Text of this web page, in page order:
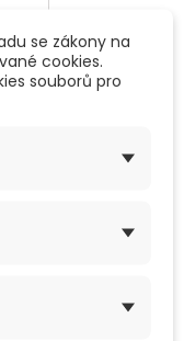
se zákony na
cookies.
souborů pro